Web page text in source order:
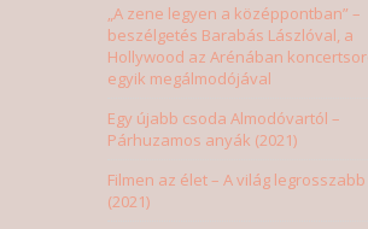
„A zene legyen a középpontban” –
beszélgetés Barabás Lászlóval, a
Hollywood az Arénában
egyik megálmodójával
Egy újabb csoda Almodóvartól –
Párhuzamos anyák (2021)
Filmen az élet – A világ
(2021)